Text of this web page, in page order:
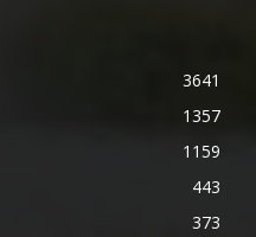
3641
1357
1159
443
373